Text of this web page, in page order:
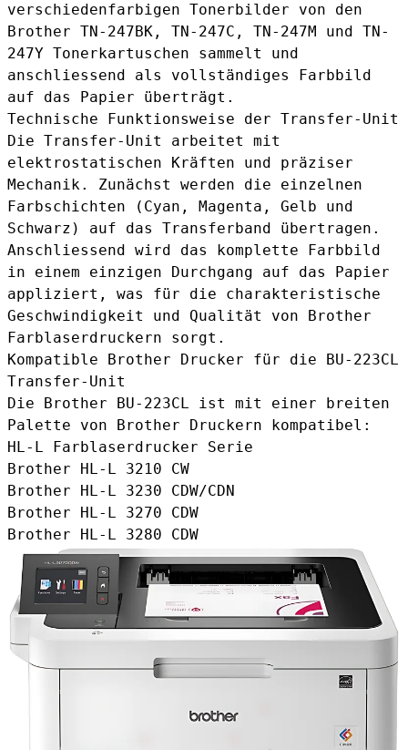
verschiedenfarbigen Tonerbilder von den
Brother TN-247BK , TN-247C , TN-247M und TN-
247Y Tonerkartuschen sammelt und
anschliessend als vollständiges Farbbild
auf das Papier überträgt.
Technische Funktionsweise der Transfer-Unit
Die Transfer-Unit arbeitet mit
elektrostatischen Kräften und präziser
Mechanik. Zunächst werden die einzelnen
Farbschichten (Cyan, Magenta, Gelb und
Schwarz) auf das Transferband übertragen.
Anschliessend wird das komplette Farbbild
in einem einzigen Durchgang auf das Papier
appliziert, was für die charakteristische
Geschwindigkeit und Qualität von Brother
Farblaserdruckern sorgt.
Kompatible Brother Drucker für die BU-223CL
Transfer-Unit
Die Brother BU-223CL ist mit einer breiten
Palette von Brother Druckern kompatibel:
HL-L Farblaserdrucker Serie
Brother HL-L 3210 CW
Brother HL-L 3230 CDW/CDN
Brother HL-L 3270 CDW
Brother HL-L 3280 CDW